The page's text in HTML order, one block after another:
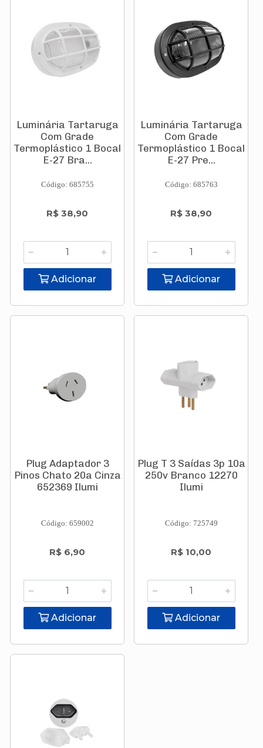
Luminária Tartaruga
Com Grade
Termoplástico 1 Bocal
E-27 Bra...
Código: 685755
R$ 38,90
Adicionar
Luminária Tartaruga
Com Grade
Termoplástico 1 Bocal
E-27 Pre...
Código: 685763
R$ 38,90
Adicionar
Plug Adaptador 3
Pinos Chato 20a Cinza
652369 Ilumi
Código: 659002
R$ 6,90
Adicionar
Plug T 3 Saídas 3p 10a
250v Branco 12270
Ilumi
Código: 725749
R$ 10,00
Adicionar